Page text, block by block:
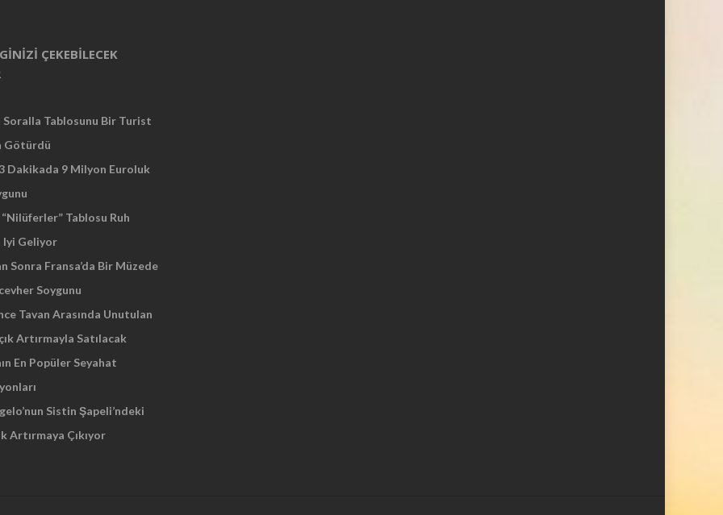
ÇEKEBILECEK
Soralla Tablosunu Bir Turist
Götürdü
Dakikada 9 Milyon Euroluk
Tablosu Ruh
Iyi Geliyor
Sonra Fransa’da Bir Müzede
Soygunu
Tavan Arasında Unutulan
Artırmayla Satılacak
En Popüler Seyahat
Sistin Şapeli’ndeki
Artırmaya Çıkıyor